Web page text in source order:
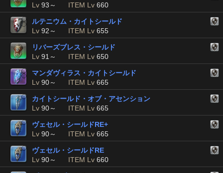
Lv 93～ ITEM Lv 660
ルテニウム・カイトシールド
Lv 92～ ITEM Lv 655
リバーズブレス・シールド
Lv 91～ ITEM Lv 650
マンダヴィラス・カイトシールド
Lv 90～ ITEM Lv 665
カイトシールド・オブ・アセンション
Lv 90～ ITEM Lv 665
ヴェセル・シールドRE+
Lv 90～ ITEM Lv 665
ヴェセル・シールドRE
Lv 90～ ITEM Lv 660